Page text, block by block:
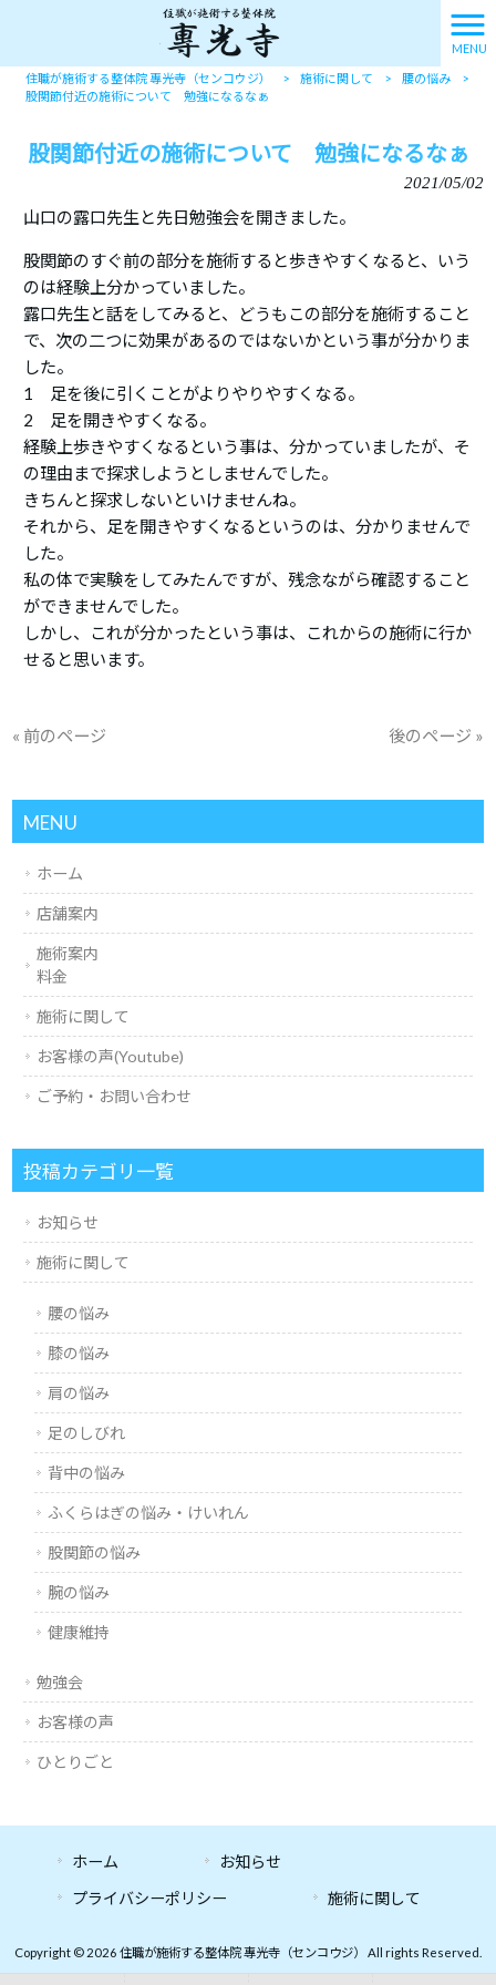
MENU
住職が施術する整体院 專光寺（センコウジ） > 施術に関して > 腰の悩み
>
股関節付近の施術について 勉強になるなぁ
股関節付近の施術について 勉強になるなぁ
2021/05/02
山口の露口先生と先日勉強会を開きました。
股関節のすぐ前の部分を施術すると歩きやすくなると、いう
のは経験上分かっていました。
露口先生と話をしてみると、どうもこの部分を施術すること
で、次の二つに効果があるのではないかという事が分かりま
した。
1 足を後に引くことがよりやりやすくなる。
2 足を開きやすくなる。
経験上歩きやすくなるという事は、分かっていましたが、そ
の理由まで探求しようとしませんでした。
きちんと探求しないといけませんね。
それから、足を開きやすくなるというのは、分かりませんで
した。
私の体で実験をしてみたんですが、残念ながら確認すること
ができませんでした。
しかし、これが分かったという事は、これからの施術に行か
せると思います。
« 前のページ 後のページ »
MENU
ホーム
店舗案内
施術案内
料金
施術に関して
お客様の声(Youtube)
ご予約・お問い合わせ
投稿カテゴリ一覧
お知らせ
施術に関して
腰の悩み
膝の悩み
肩の悩み
足のしびれ
背中の悩み
ふくらはぎの悩み・けいれん
股関節の悩み
腕の悩み
健康維持
勉強会
お客様の声
ひとりごと
ホーム
お知らせ
プライバシーポリシー
施術に関して
Copyright © 2026 住職が施術する整体院 專光寺（センコウジ） All rights Reserved.